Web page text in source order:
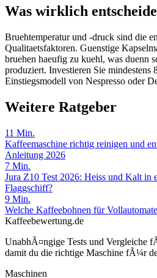
Was wirklich
Bruehtemperatur und -druck sind die
Qualitaetsfaktoren. Guenstige
bruehen haeufig zu kuehl, was duenn
produziert. Investieren Sie mindestens
Einstiegsmodell von Nespresso oder
Weitere Ratgeber
11 Min.
Kaffeemaschine richtig reinigen und
Anleitung 2026
7 Min.
Jura Z10 Test 2026: Heiss und Kalt in
Flaggschiff?
9 Min.
Welche Kaffeebohnen für
Kaffeebewertung.de
UnabhÃ¤ngige Tests und Vergleiche
damit du die richtige Maschine fÃ¼r
Maschinen